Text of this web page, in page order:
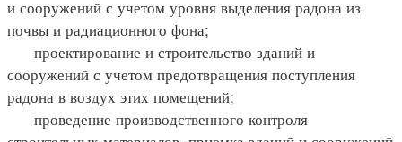
и сооружений с учетом уровня выделения радона из
почвы и радиационного фона;
проектирование и строительство зданий и
сооружений с учетом предотвращения поступления
радона в воздух этих помещений;
проведение производственного контроля